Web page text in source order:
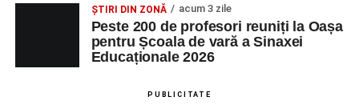
festivalul „Armonii în Sebeș”. Programul complet
Aveți toată susținerea pentru proiecte care unesc oamenii
și dau valoare comunității.
Împreună construim mai mult decât o organizație —
președintele Corneliu Mureșan, președintele organizației
ȘTIRI DIN ZONĂ acum 3 zile
Peste 200 de profesori reuniți la Oașa
pentru Școala de vară a Sinaxei
Educaționale 2026
PUBLICITATE